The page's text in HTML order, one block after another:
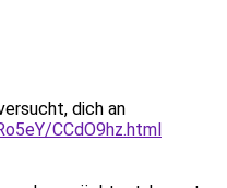
dich an
CCdO9hz.html